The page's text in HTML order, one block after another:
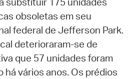
obsoletas em seu
federal de Jefferson Park.
deterioraram-se de
que 57 unidades foram
há vários anos. Os prédios